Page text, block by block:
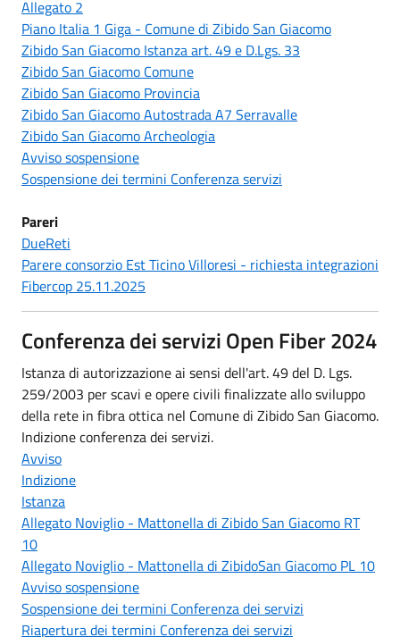
Allegato 2
Piano Italia 1 Giga - Comune di Zibido San Giacomo
Zibido San Giacomo Istanza art. 49 e D.Lgs. 33
Zibido San Giacomo Comune
Zibido San Giacomo Provincia
Zibido San Giacomo Autostrada A7 Serravalle
Zibido San Giacomo Archeologia
Avviso sospensione
Sospensione dei termini Conferenza servizi
Pareri
DueReti
Parere consorzio Est Ticino Villoresi - richiesta integrazioni
Fibercop 25.11.2025
Conferenza dei servizi Open Fiber 2024
Istanza di autorizzazione ai sensi dell'art. 49 del D. Lgs.
259/2003 per scavi e opere civili finalizzate allo sviluppo
della rete in fibra ottica nel Comune di Zibido San Giacomo.
Indizione conferenza dei servizi.
Avviso
Indizione
Istanza
Allegato Noviglio - Mattonella di Zibido San Giacomo RT
10
Allegato Noviglio - Mattonella di ZibidoSan Giacomo PL 10
Avviso sospensione
Sospensione dei termini Conferenza dei servizi
Riapertura dei termini Conferenza dei servizi